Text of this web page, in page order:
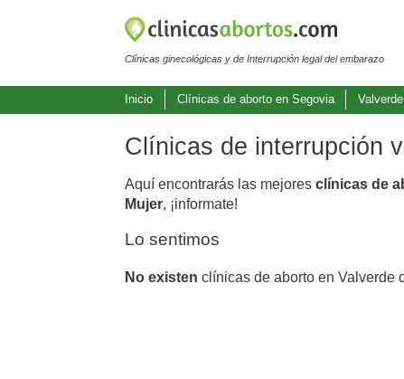
Clínicas ginecológicas y de Interrupción legal del embarazo
Inicio Clínicas de aborto en Segovia
Clínicas de interrupción
Aquí encontrarás las mejores clínicas de
Mujer, ¡informate!
Lo sentimos
No existen clínicas de aborto en Valverde